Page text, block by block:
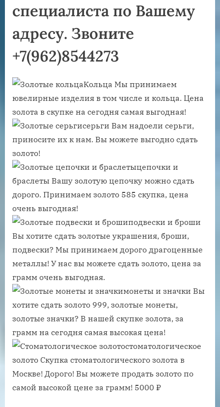
специалиста по Вашему
адресу. Звоните
+7(962)8544273
Кольца Мы принимаем
ювелирные изделия в том числе и кольца. Цена
золота в скупке на сегодня самая выгодная!
серьги Вам надоели серьги,
приносите их к нам. Вы можете выгодно сдать
золото!
цепочки и
браслеты Вашу золотую цепочку можно сдать
дорого. Принимаем золото 585 скупка, цена
очень выгодная!
подвески и броши
Вы хотите сдать золотые украшения, броши,
подвески? Мы принимаем дорого драгоценные
металлы! У нас вы можете сдать золото, цена за
грамм очень выгодная.
монеты и значки Вы
хотите сдать золото 999, золотые монеты,
золотые значки? В нашей скупке золота, за
грамм на сегодня самая высокая цена!
стоматологическое
золото Скупка стоматологического золота в
Москве! Дорого! Вы можете продать золото по
самой высокой цене за грамм! 5000 ₽